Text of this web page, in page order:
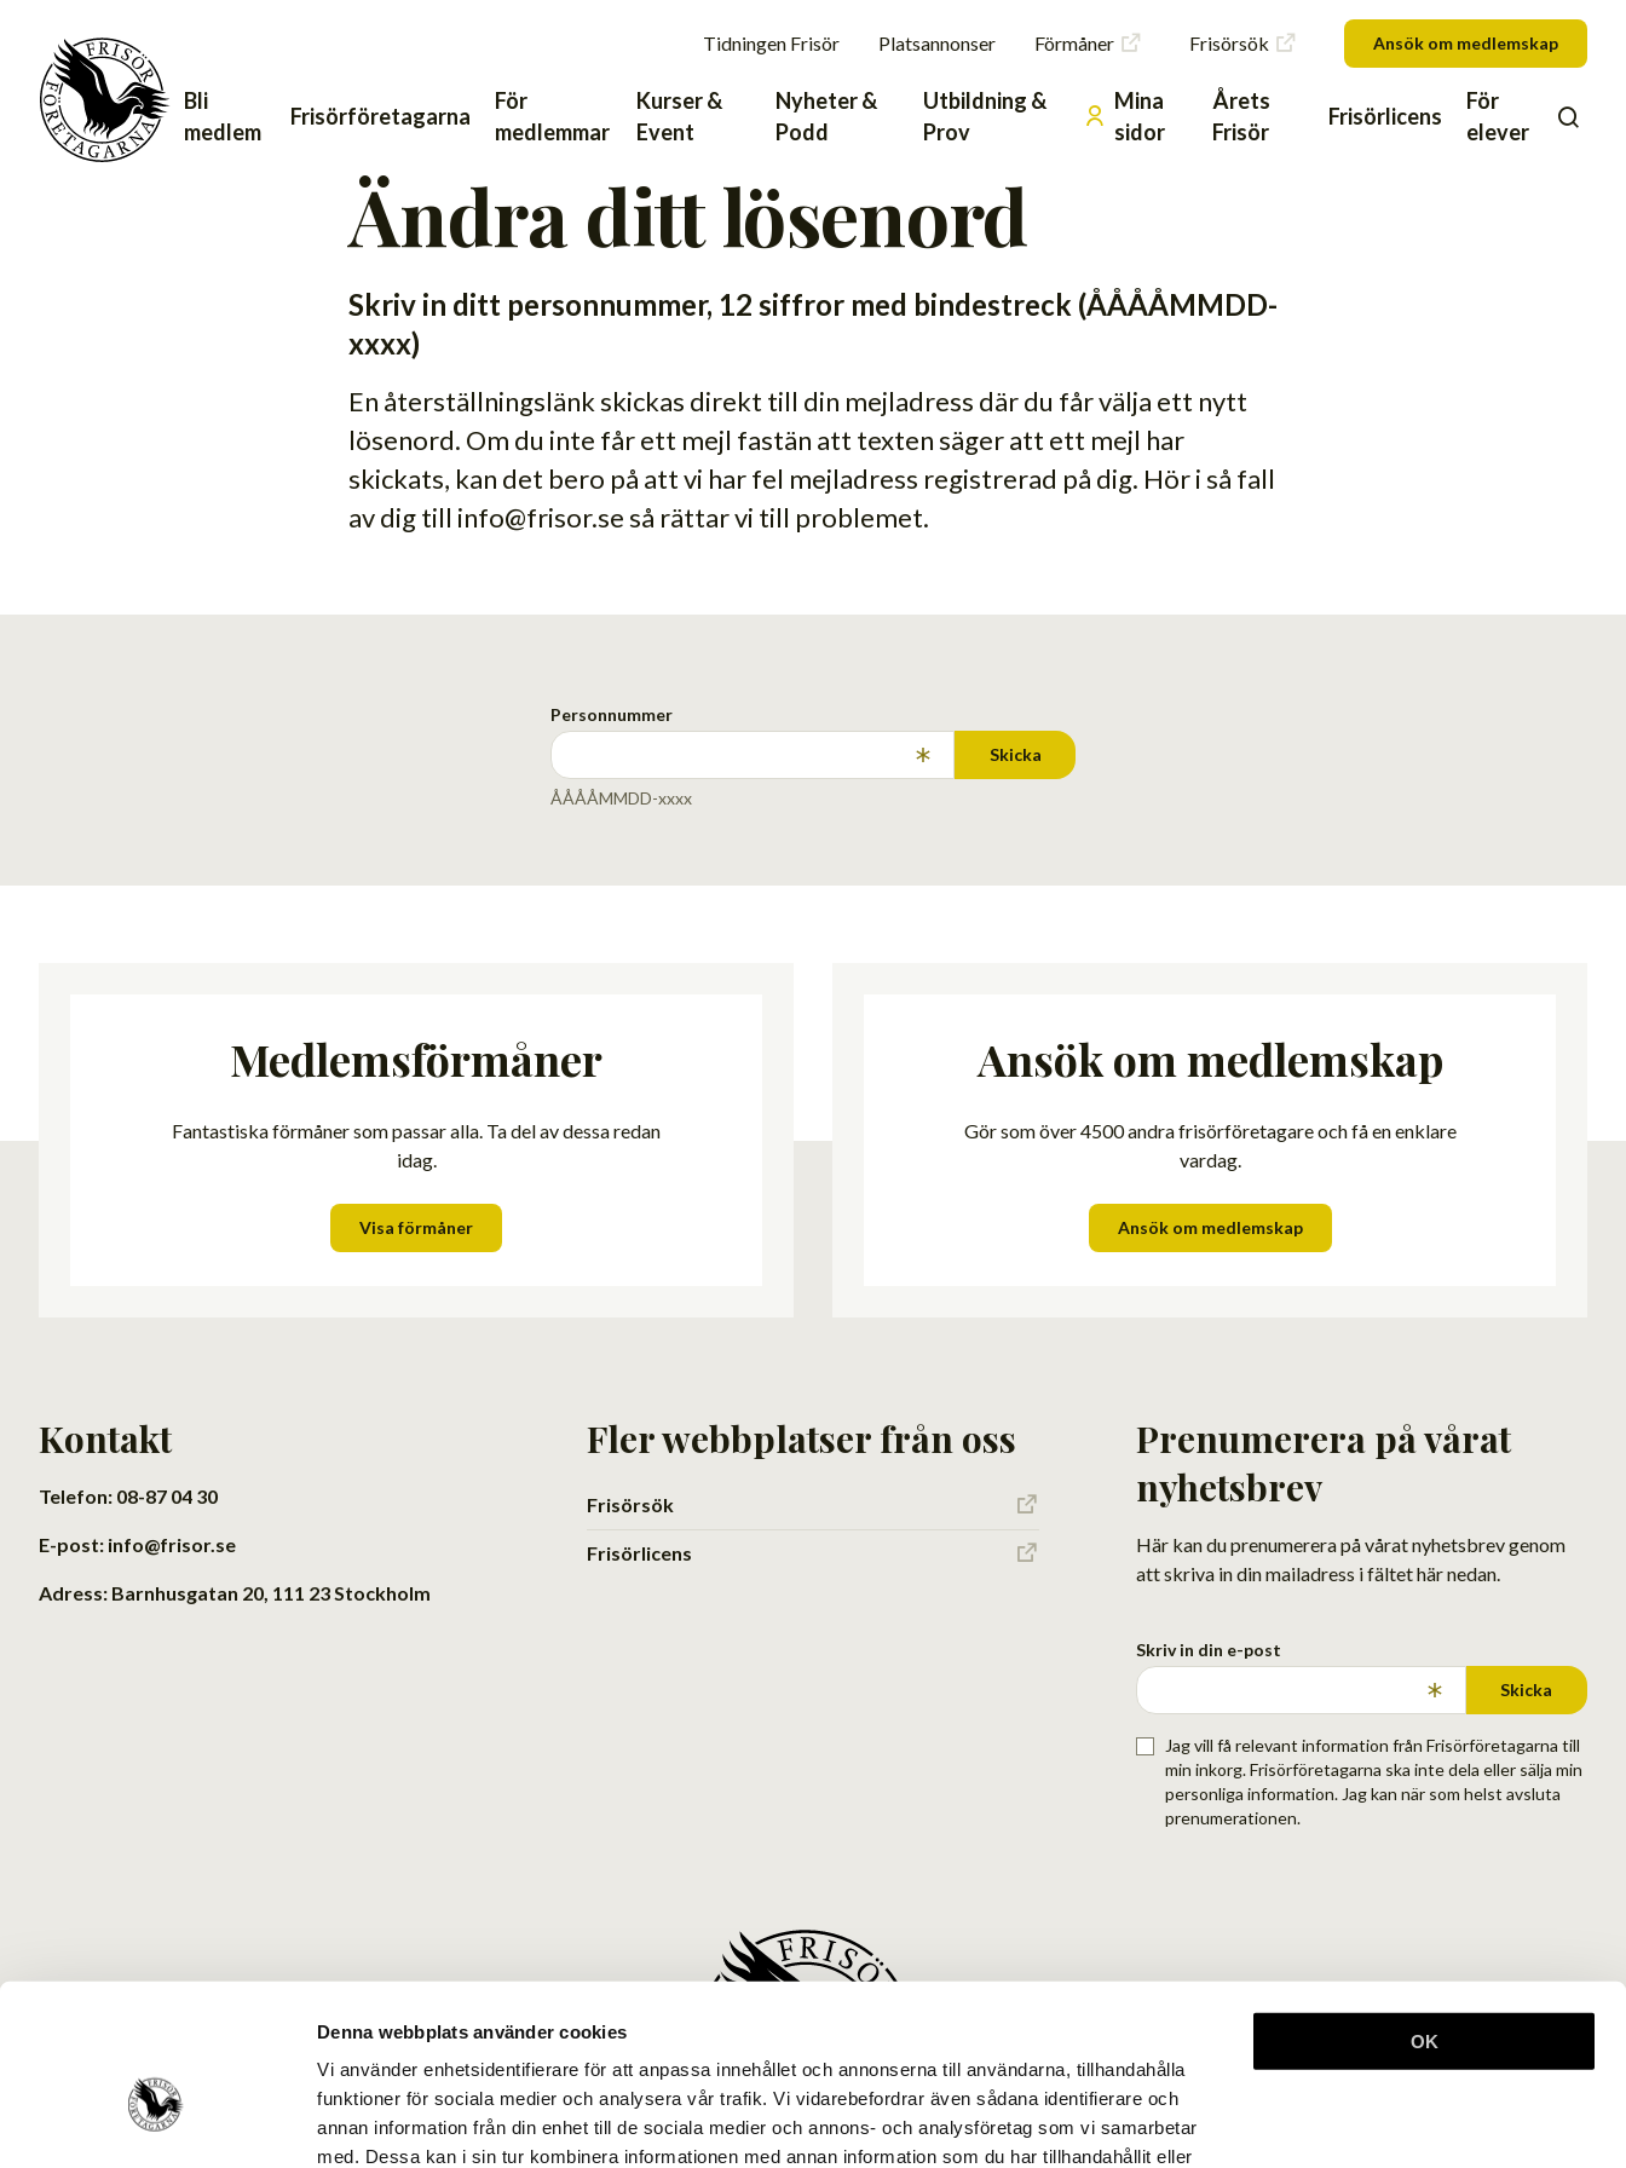
Denna webbplats använder cookies
Vi använder enhetsidentifierare för att anpassa innehållet och annonserna till användarna, tillhandahålla
funktioner för sociala medier och analysera vår trafik. Vi vidarebefordrar även sådana identifierare och
annan information från din enhet till de sociala medier och annons- och analysföretag som vi samarbetar
med. Dessa kan i sin tur kombinera informationen med annan information som du har tillhandahållit eller
OK
Tidningen Frisör Platsannonser Förmåner Frisörsök Ansök om medlemskap
Bli
medlem
Frisörföretagarna
För
medlemmar
Kurser &
Event
Nyheter &
Podd
Utbildning &
Prov
Mina
sidor
Årets
Frisör
Frisörlicens
För
elever
Ändra ditt lösenord
Skriv in ditt personnummer, 12 siffror med bindestreck (ÅÅÅÅMMDD-
xxxx)
En återställningslänk skickas direkt till din mejladress där du får välja ett nytt
lösenord. Om du inte får ett mejl fastän att texten säger att ett mejl har
skickats, kan det bero på att vi har fel mejladress registrerad på dig. Hör i så fall
av dig till info@frisor.se så rättar vi till problemet.
Personnummer
Skicka
ÅÅÅÅMMDD-xxxx
Medlemsförmåner
Fantastiska förmåner som passar alla. Ta del av dessa redan
idag.
Visa förmåner
Ansök om medlemskap
Gör som över 4500 andra frisörföretagare och få en enklare
vardag.
Ansök om medlemskap
Kontakt
Telefon: 08-87 04 30
E-post: info@frisor.se
Adress: Barnhusgatan 20, 111 23 Stockholm
Fler webbplatser från oss
Frisörsök
Frisörlicens
Prenumerera på vårat
nyhetsbrev
Här kan du prenumerera på vårat nyhetsbrev genom
att skriva in din mailadress i fältet här nedan.
Skriv in din e-post
Skicka
Jag vill få relevant information från Frisörföretagarna till
min inkorg. Frisörföretagarna ska inte dela eller sälja min
personliga information. Jag kan när som helst avsluta
prenumerationen.